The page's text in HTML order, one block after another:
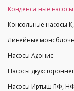
Конденсатные
Консольные насосы
Линейные
Насосы Адонис
Насосы
Насосы Иртыш ПФ,